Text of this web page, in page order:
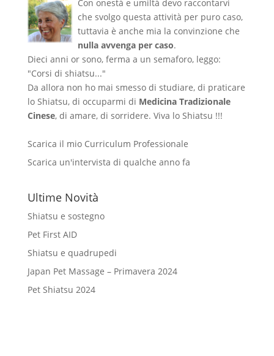
Con onestà e umiltà devo raccontarvi
che svolgo questa attività per puro caso,
tuttavia è anche mia la convinzione che
nulla avvenga per caso.
Dieci anni or sono, ferma a un semaforo, leggo:
"Corsi di shiatsu..."
Da allora non ho mai smesso di studiare, di praticare
lo Shiatsu, di occuparmi di Medicina Tradizionale
Cinese, di amare, di sorridere. Viva lo Shiatsu !!!
Scarica il mio Curriculum Professionale
Scarica un'intervista di qualche anno fa
Ultime Novità
Shiatsu e sostegno
Pet First AID
Shiatsu e quadrupedi
Japan Pet Massage – Primavera 2024
Pet Shiatsu 2024